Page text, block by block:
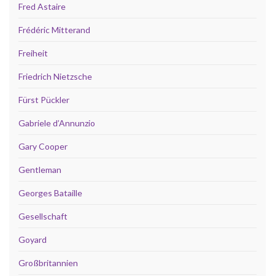
Fred Astaire
Frédéric Mitterand
Freiheit
Friedrich Nietzsche
Fürst Pückler
Gabriele d’Annunzio
Gary Cooper
Gentleman
Georges Bataille
Gesellschaft
Goyard
Großbritannien